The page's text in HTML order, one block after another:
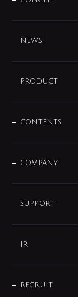
DESIGN
NEWS
商品に関して
その他
PRODUCT
センサー・タッチ
単水栓
分岐
配管システム
バス・空調周辺用
CONTENTS
じぶんシャワーが見つ
COMPANY
企業理念
会社概要
事業所案内
SUPPORT
よくあるご質問
データダウンロード
IR
IRニュース
RECRUIT